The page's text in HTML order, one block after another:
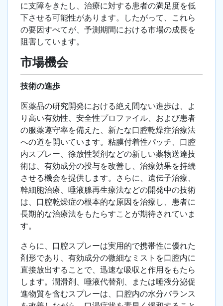
に支障をきたし、治療に対する患者の満足度を低
下させる可能性があります。したがって、これら
の要因すべてが、予測期間における市場の成長を
阻害しています。
市場機会
技術の進歩
医薬品の研究開発における絶え間ない進歩は、よ
り高い有効性、安全性プロファイル、および患者
の服薬遵守率を備えた、新たな口腔乾燥症治療法
への道を開いています。粘膜付着性パッチ、口腔
内スプレー、徐放性製剤などの新しい薬物送達技
術は、有効成分の投与を改善し、治療効果を持続
させる機会を提供します。さらに、遺伝子治療、
幹細胞治療、唾液腺再生療法などの開発中の技術
は、口腔乾燥症の根本的な原因を治療し、患者に
長期的な治療法をもたらすことが期待されていま
す。
さらに、口腔スプレーは実用的で携帯性に優れた
剤形であり、有効成分の微細なミストを口腔内に
直接放出することで、迅速な吸収と作用をもたら
します。潤滑剤、唾液代替剤、または唾液分泌促
進物質を含むスプレーは、口腔内の水分バランス